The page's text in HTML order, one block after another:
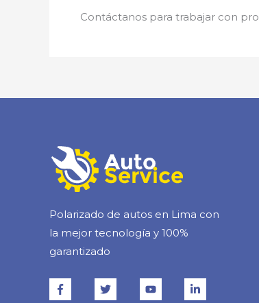
Contáctanos para trabajar con
Polarizado de autos en Lima con
la mejor tecnología y 100%
garantizado